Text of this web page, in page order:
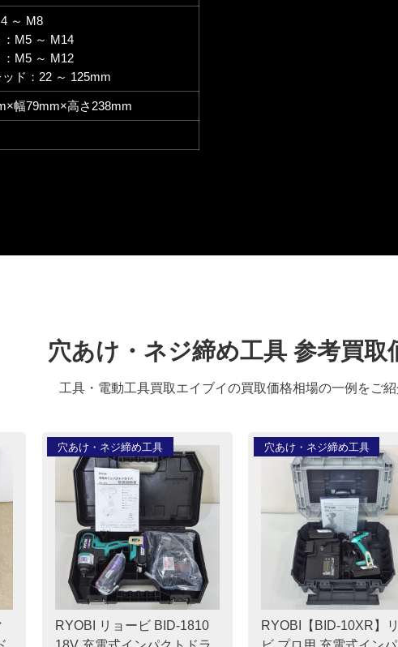
～ M8
M5 ～ M14
M5 ～ M12
ド：22 ～ 125mm
幅79mm×高さ238mm
穴あけ・ネジ締め工具 参考買取
工具・電動工具買取エイブイの買取価格相場の一例をご紹
穴あけ・ネジ締め工具
RYOBI リョービ BID-1810
穴あけ・ネジ締め工具
RYOBI【BID-10XR】